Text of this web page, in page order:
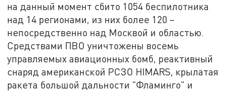
на данный момент сбито 1054 беспилотника
над 14 регионами, из них более 120 –
непосредственно над Москвой и областью.
Средствами ПВО уничтожены восемь
управляемых авиационных бомб, реактивный
снаряд американской РСЗО HIMARS, крылатая
ракета большой дальности "Фламинго" и